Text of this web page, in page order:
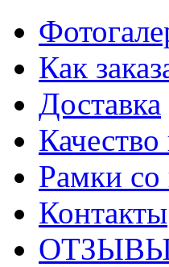
Как
Доставка
Рамки со
Контакты